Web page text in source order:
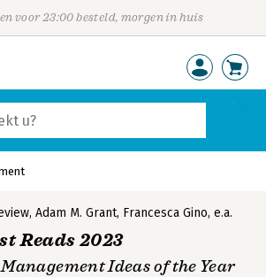
voor 23:00 besteld, morgen in huis
, Adam M. Grant, Francesca Gino, e.a.
Reads 2023
Ideas of the Year